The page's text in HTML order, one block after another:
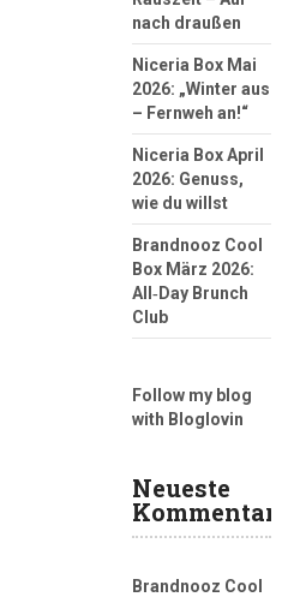
nach draußen
Niceria Box Mai
2026: „Winter aus
– Fernweh an!“
Niceria Box April
2026: Genuss,
wie du willst
Brandnooz Cool
Box März 2026:
All‑Day Brunch
Club
Follow my blog
with Bloglovin
Neueste
Brandnooz Cool